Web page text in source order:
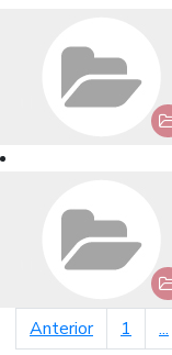
Anteriorpágina
1 ...